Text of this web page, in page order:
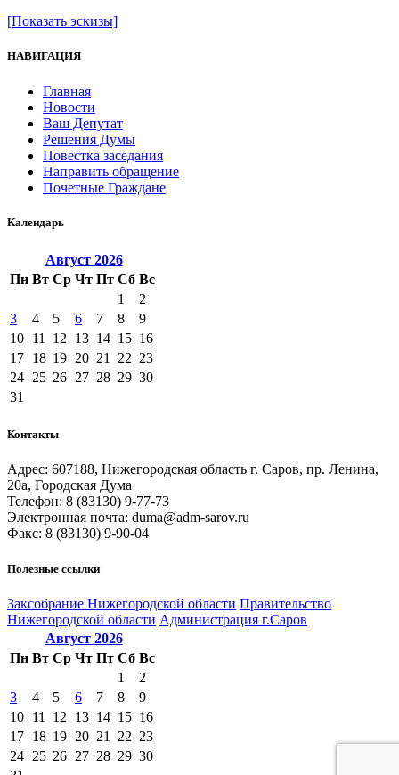
[Показать эскизы]
НАВИГАЦИЯ
Главная
Новости
Ваш Депутат
Решения Думы
Повестка заседания
Направить обращение
Почетные Граждане
Календарь
Август 2026
Пн Вт Ср Чт Пт Сб Вс
1
2
3
4 5 6 7 8
9
10 11 12 13 14 15 16
17 18 19 20 21 22 23
24 25 26 27 28 29 30
31
Контакты
Адрес: 607188, Нижегородская область г. Саров, пр. Ленина,
20а, Городская Дума
Телефон: 8 (83130) 9-77-73
Электронная почта: duma@adm-sarov.ru
Факс: 8 (83130) 9-90-04
Полезные ссылки
Закcобрание Нижегородской области Правительство
Нижегородской области Администрация г.Саров
Август 2026
Пн Вт Ср Чт Пт Сб Вс
1
2
3
4 5 6 7 8
9
10 11 12 13 14 15 16
17 18 19 20 21 22 23
24 25 26 27 28 29 30